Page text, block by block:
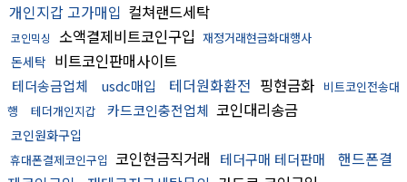
개인지갑 고가매입 컬쳐랜드세탁
코인믹싱 소액결제비트코인구입 재정거래현금화대행사
돈세탁 비트코인판매사이트
테더송금업체 usdc매입 테더원화환전 핑현금화 비트코인전송대
행
테더개인지갑 카드코인충전업체 코인대리송금
코인원화구입
휴대폰결제코인구입 코인현금직거래 테더구매 테더판매
핸드폰결